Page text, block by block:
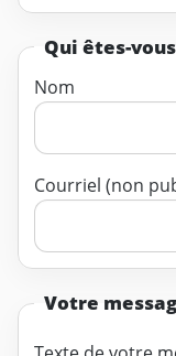
Qui êtes-
Nom
Courriel (non
Votre